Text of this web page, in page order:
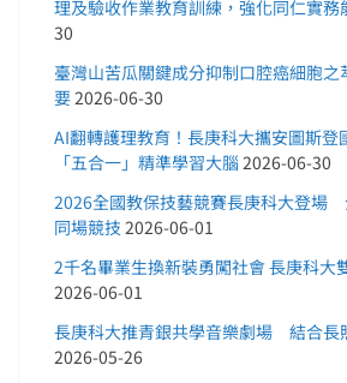
理及驗收作業教育訓練，強化同仁實務
30
臺灣山苦瓜關鍵成分抑制口腔癌細胞之
要2026-06-30
AI翻轉護理教育！長庚科大攜安圖斯登
「五合一」精準學習大腦 2026-06-30
2026全國教保技藝競賽長庚科大登場
同場競技 2026-06-01
2千名畢業生換新裝勇闖社會 長庚科大
2026-06-01
長庚科大推青銀共學音樂劇場 結合長
2026-05-26